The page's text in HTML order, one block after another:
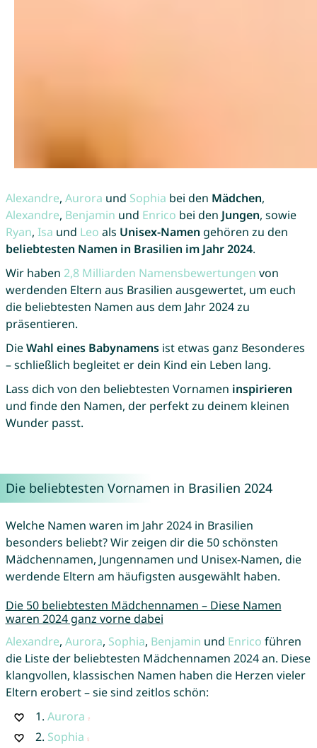
Alexandre, Aurora und Sophia bei den Mädchen,
Alexandre, Benjamin und Enrico bei den Jungen, sowie
Ryan, Isa und Leo als Unisex-Namen gehören zu den
beliebtesten Namen in Brasilien im Jahr 2024.
Wir haben 2,8 Milliarden Namensbewertungen von
werdenden Eltern aus Brasilien ausgewertet, um euch
die beliebtesten Namen aus dem Jahr 2024 zu
präsentieren.
DieWahl eines Babynamensist etwas ganz Besonderes
– schließlich begleitet er dein Kind ein Leben lang.
Lass dich von den beliebtesten Vornamen inspirieren
und finde den Namen, der perfekt zu deinem kleinen
Wunder passt.
Die beliebtesten Vornamen in Brasilien 2024
Welche Namen waren im Jahr 2024 in Brasilien
besonders beliebt? Wir zeigen dir die 50 schönsten
Mädchennamen, Jungennamen und Unisex-Namen, die
werdende Eltern am häufigsten ausgewählt haben.
Die 50 beliebtesten Mädchennamen – Diese Namen
waren 2024 ganz vorne dabei
Alexandre, Aurora, Sophia, Benjamin und Enrico führen
die Liste der beliebtesten Mädchennamen 2024 an. Diese
klangvollen, klassischen Namen haben die Herzen vieler
Eltern erobert – sie sind zeitlos schön:
1. Aurora
2. Sophia